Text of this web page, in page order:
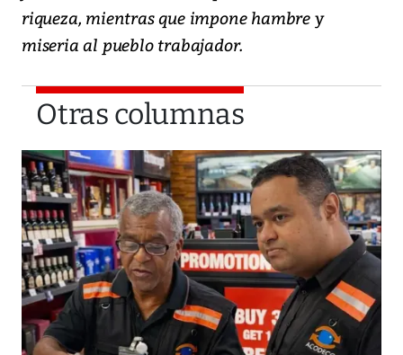
riqueza, mientras que impone hambre y
miseria al pueblo trabajador.
Otras columnas